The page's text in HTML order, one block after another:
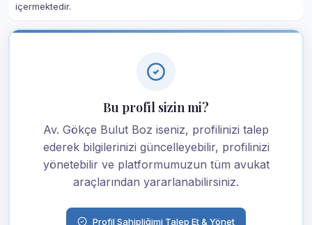
içermektedir.
Bu profil sizin mi?
Av. Gökçe Bulut Boz iseniz, profilinizi talep
ederek bilgilerinizi güncelleyebilir, profilinizi
yönetebilir ve platformumuzun tüm avukat
araçlarından yararlanabilirsiniz.
Profil Sahipliğimi Talep Et & Yönet